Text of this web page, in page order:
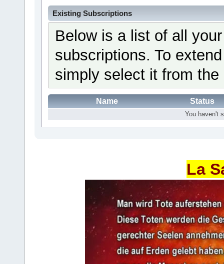
Existing Subscriptions
Below is a list of all
subscriptions. To
simply select it from
Name Status
You haven't
La